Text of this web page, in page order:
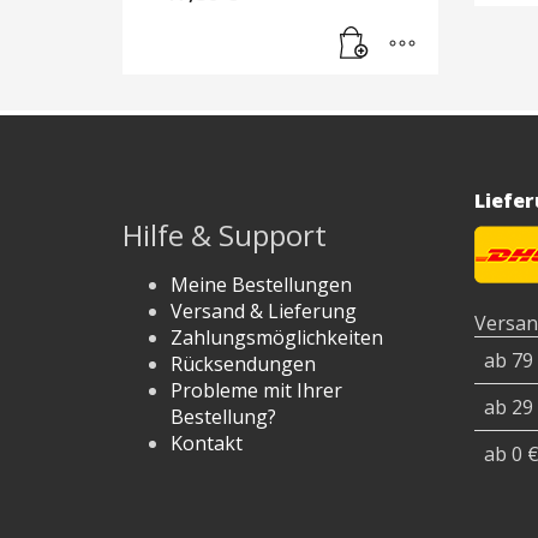
schnell zu ändern sowie Farben zu
mischen. An den Enden von
Hilfe & Support
Meine Bestellungen
Versand & Lieferung
Zahlungsmöglichkeiten
Rücksendungen
Probleme mit Ihrer
Bestellung?
Kontakt
ab 79
ab 29
ab 0 €